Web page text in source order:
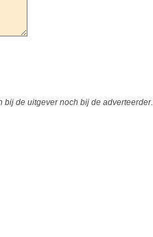
de uitgever noch bij de adverteerder.